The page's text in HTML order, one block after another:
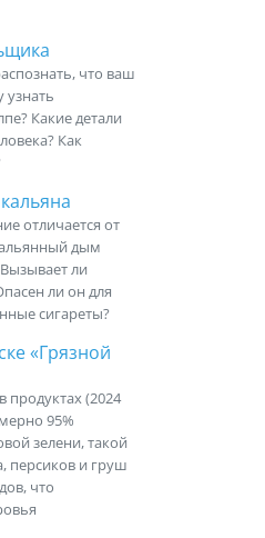
что ваш
узнать
Какие детали
Как
отличается от
дым
ли
ли он для
сигареты?
«Грязной
продуктах (2024
95%
зелени, такой
персиков и груш
что